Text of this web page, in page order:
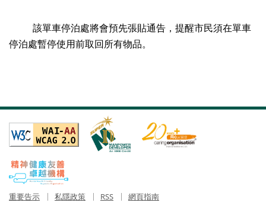
該單車停泊處將會預先張貼通告，提醒市民須在單車
停泊處暫停使用前取回所有物品。
重要告示 私隱政策 RSS 網頁指南